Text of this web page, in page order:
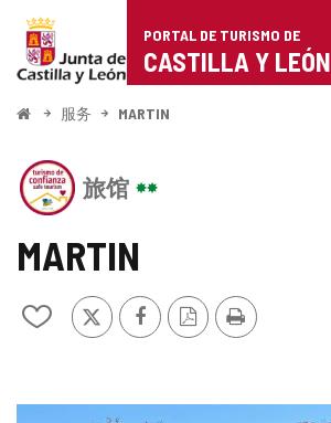
Portal
de
Turismo
de
Castilla
León
PORTAL DE TURISMO DE
CASTILLA Y LEÓN
开
服务 MARTIN
MARTIN
从
记
推
特
FacebookPDF
版
打
印
旅馆
机
有
Y
LEÓN